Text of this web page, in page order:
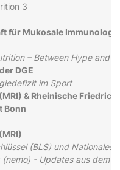
3
für Mu­ko­sa­le
– Between Hype and
DGE
im Sport
& Rheinische
Bonn
(BLS) und Nationales
- Up­dates aus dem